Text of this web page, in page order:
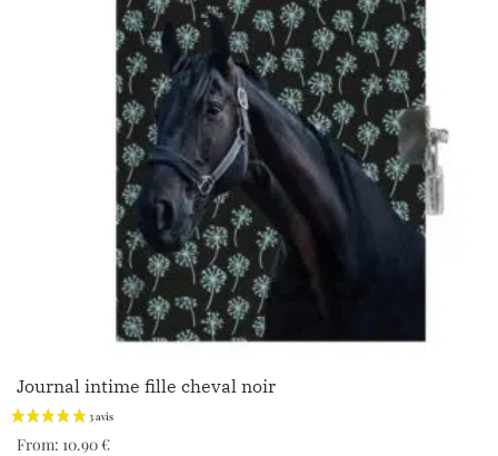
Journal intime fille cheval noir
From: 10.90€